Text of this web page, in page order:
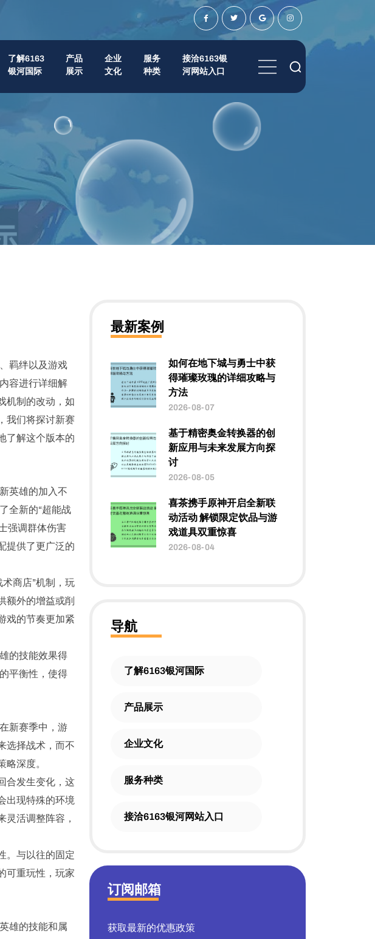
了解6163
银河国际
产品
展示
企业
文化
服务
种类
接洽6163银
河网站入口
羁绊以及游戏
容进行详细解
机制的改动，如
我们将探讨新赛
了解这个版本的
英雄的加入不
全新的“超能战
强调群体伤害
提供了更广泛的
商店”机制，玩
额外的增益或削
戏的节奏更加紧
的技能效果得
平衡性，使得
新赛季中，游
选择战术，而不
深度。
合发生变化，这
出现特殊的环境
活调整阵容，
。与以往的固定
可重玩性，玩家
雄的技能和属
最新案例
如何在地下城与勇士中获
得璀璨玫瑰的详细攻略与
方法
2026-08-07
基于精密奥金转换器的创
新应用与未来发展方向探
讨
2026-08-05
喜茶携手原神开启全新联
动活动 解锁限定饮品与游
戏道具双重惊喜
2026-08-04
导航
了解6163银河国际
产品展示
企业文化
服务种类
接洽6163银河网站入口
订阅邮箱
获取最新的优惠政策